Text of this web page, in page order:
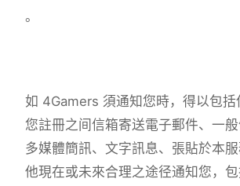
。
如 4Gamers 須通知您時，得以包括
您註冊之间信箱寄送電子郵件、一般
多媒體簡訊、文字訊息、張貼於本
他現在或未來合理之途径通知您，